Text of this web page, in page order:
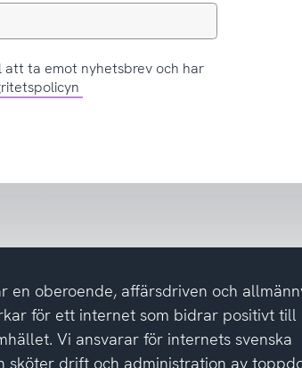
att ta emot nyhetsbrev och har
en oberoende, affärsdriven och
för ett internet som bidrar positivt till
Vi ansvarar för internets svenska
sköter drift och administration av